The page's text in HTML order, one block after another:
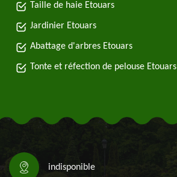
Taille de haie Etouars
Jardinier Etouars
Abattage d'arbres Etouars
Tonte et réfection de pelouse Etouars
indisponible